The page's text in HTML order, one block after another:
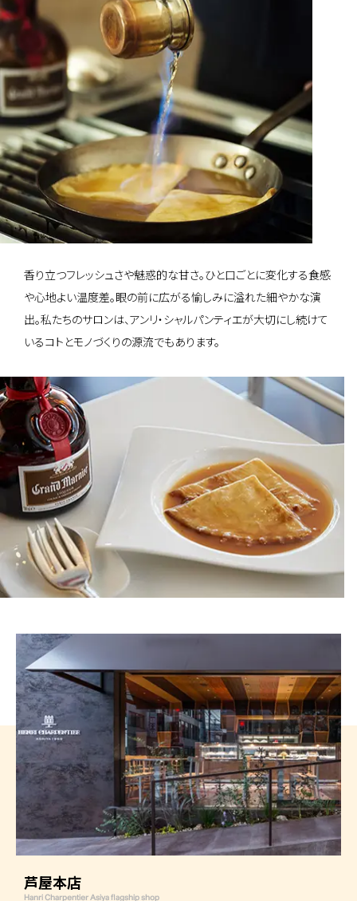
香り立つフレッシュさや魅惑的な甘さ。ひと口ごとに変化する食感
や心地よい温度差。眼の前に広がる愉しみに溢れた細やかな演
出。私たちのサロンは、アンリ・シャルパンティエが大切にし続けて
いるコトとモノづくりの源流でもあります。
芦屋本店
Hanri Charpentier Asiya flagship shop